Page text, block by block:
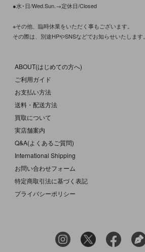
●水･日/Wed.Sun.→定休日/Closed
※その他、臨時休業をいただく事もございます。
その際は、別途HPやSNSなどでお知らせいたします。
ABOUT(はじめての方へ)
ご利用ガイド
お支払い方法
送料・配送方法
買取について
実店舗案内
Q&A(よくあるご質問)
International Shipping
お問い合わせフォーム
特定商取引法に基づく表記
プライバシーポリシー